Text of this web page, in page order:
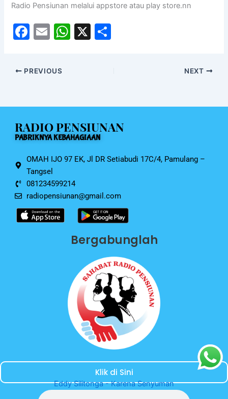
Radio Pensiunan melalui appstore atau play store.nn
F
c
o
o
k
E
ai
W
p
p
X
PREVIOUS NEXT
RADIO PENSIUNAN
PABRIKNYA KEBAHAGIAAN
OMAH IJO 97 EK, Jl DR Setiabudi 17C/4, Pamulang –
Tangsel
081234599214
radiopensiunan@gmail.com
Bergabunglah
Klik di Sini
Eddy Silitonga - Karena Senyuman